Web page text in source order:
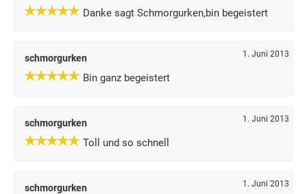
Danke sagt Schmorgurken,bin begeistert
schmorgurken 1. Juni 2013
Bin ganz begeistert
schmorgurken 1. Juni 2013
Toll und so schnell
schmorgurken 1. Juni 2013